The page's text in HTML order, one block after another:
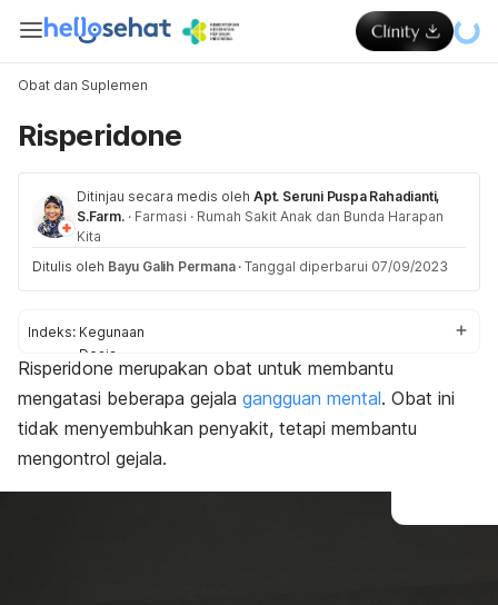
Obat dan Suplemen
Risperidone
Ditinjau secara medis oleh Apt. Seruni Puspa Rahadianti,
S.Farm. · Farmasi · Rumah Sakit Anak dan Bunda Harapan
Kita
Ditulis oleh Bayu Galih Permana · Tanggal diperbarui 07/09/2023
Indeks: Kegunaan
Dosis
Aturan pakai
Efek samping
Peringatan dan perhatian
Efek pada ibu hamil dan menyusui
Interaksi obat
Risperidone merupakan obat untuk membantu
mengatasi beberapa gejala gangguan mental. Obat ini
tidak menyembuhkan penyakit, tetapi membantu
mengontrol gejala.